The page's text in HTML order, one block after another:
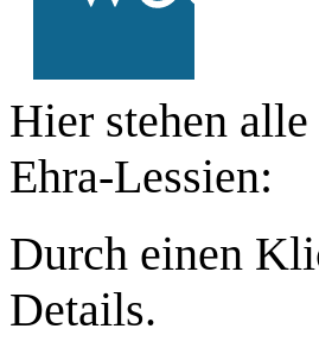
Hier stehen
Ehra-Lessien:
Durch einen
Details.